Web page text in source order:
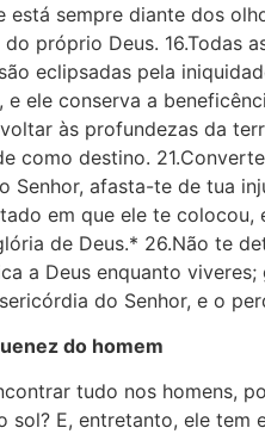
está sempre diante dos
próprio Deus. 16.Todas
eclipsadas pela
e ele conserva a
às profundezas da
como destino.
Senhor, afasta-te de tua
em que ele te
de Deus.* 26.Não te
a Deus enquanto
do Senhor, e o
do homem
tudo nos homens,
sol? E, entretanto, ele tem